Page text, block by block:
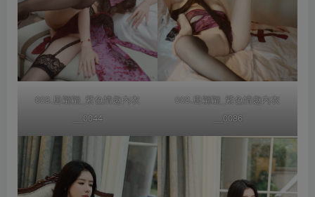
003.唐翩翩_紫色情趣内衣
__0044
003.唐翩翩_紫色情趣内衣
__0086